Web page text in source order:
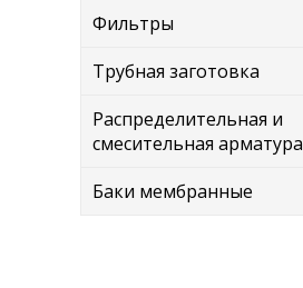
Фильтры
Трубная заготовка
Распределительная и
смесительная арматура
Баки мембранные